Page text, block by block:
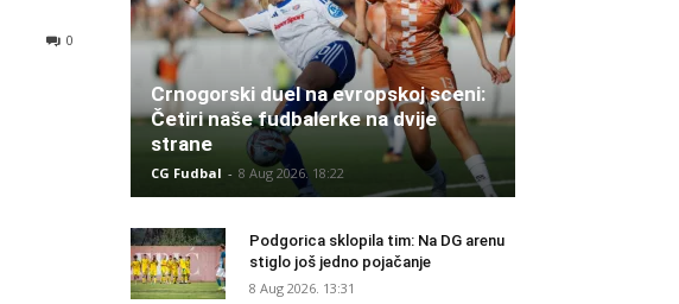
0
Crnogorski duel na evropskoj sceni:
Četiri naše fudbalerke na dvije
strane
CG Fudbal - 8 Aug 2026. 18:22
Podgorica sklopila tim: Na DG arenu
stiglo još jedno pojačanje
8 Aug 2026. 13:31